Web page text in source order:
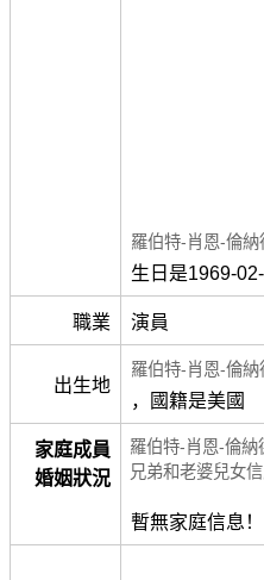
羅伯特-肖恩-倫納
生日是1969-
職業 演員
出生地
羅伯特-肖恩-倫納
，國籍是美國
家庭成員
婚姻狀況
羅伯特-肖恩-倫
兄弟和老婆兒女
暫無家庭信息！